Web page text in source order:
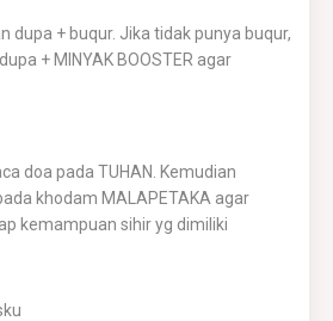
dupa + buqur. Jika tidak punya buqur,
+ MINYAK BOOSTER agar
doa pada TUHAN. Kemudian
khodam MALAPETAKA agar
kemampuan sihir yg dimiliki